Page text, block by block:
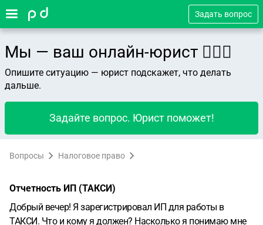
Задать вопрос
Мы — ваш онлайн-юрист 👨🏻‍⚖️
Опишите ситуацию — юрист подскажет, что делать
дальше.
Задайте вопрос. Юрист поможет!
Вопросы Налоговое право
Отчетность ИП (ТАКСИ)
Добрый вечер! Я зарегистрировал ИП для работы в
ТАКСИ. Что и кому я должен? Насколько я понимаю мне